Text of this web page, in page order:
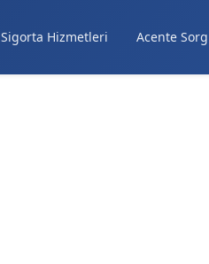
Sigorta Hizmetleri Acente